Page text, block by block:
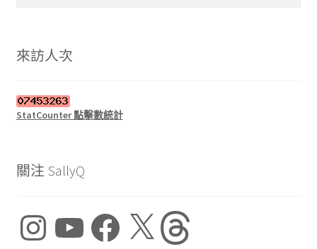
字:
來訪人次
StatCounter 點擊數統計
關注 SallyQ
InstagramYouTube Facebook Threads